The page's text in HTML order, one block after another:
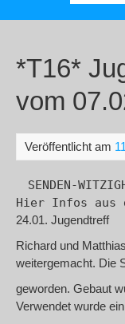
nach:
*T16*
vom
Veröffentlicht am
SENDEN-
Hier Infos aus
24.01. Jugendtreff
Richard und
weitergemacht. Die
geworden. Gebaut
Verwendet wurde